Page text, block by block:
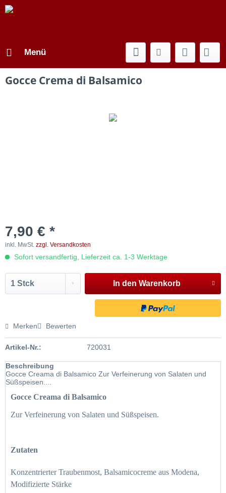
Menü
Gocce Crema di Balsamico
7,90 € *
inkl. MwSt. zzgl. Versandkosten
Sofort versandfertig, Lieferzeit ca. 1-3 Werktage
In den Warenkorb
Merken Bewerten
Artikel-Nr.: 720031
Beschreibung
Gocce Creama di Balsamico Zur Verfeinerung von Salaten und
Süßspeisen....
Gocce Creama di Balsamico
Zur Verfeinerung von Salaten und Süßspeisen.
Zutaten
Konzentrierter Traubenmost, Balsamicocreme aus Modena,
Modifizierte Stärke